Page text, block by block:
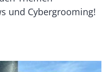
und Cybergrooming!